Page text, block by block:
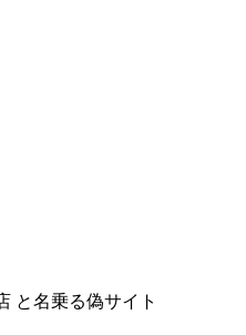
と名乗る偽サイト